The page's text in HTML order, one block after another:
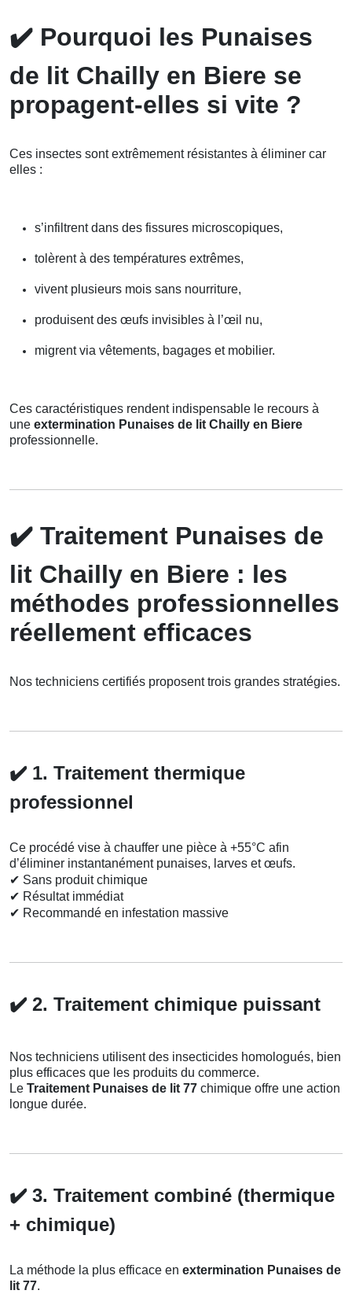
✔️ Pourquoi les Punaises
de lit Chailly en Biere se
propagent-elles si vite ?
Ces insectes sont extrêmement résistantes à éliminer car
elles :
s’infiltrent dans des fissures microscopiques,
tolèrent à des températures extrêmes,
vivent plusieurs mois sans nourriture,
produisent des œufs invisibles à l’œil nu,
migrent via vêtements, bagages et mobilier.
Ces caractéristiques rendent indispensable le recours à
une extermination Punaises de lit Chailly en Biere
professionnelle.
✔️ Traitement Punaises de
lit Chailly en Biere : les
méthodes professionnelles
réellement efficaces
Nos techniciens certifiés proposent trois grandes stratégies.
✔️ 1. Traitement thermique
professionnel
Ce procédé vise à chauffer une pièce à +55°C afin
d’éliminer instantanément punaises, larves et œufs.
✔ Sans produit chimique
✔ Résultat immédiat
✔ Recommandé en infestation massive
✔️ 2. Traitement chimique puissant
Nos techniciens utilisent des insecticides homologués, bien
plus efficaces que les produits du commerce.
Le Traitement Punaises de lit 77 chimique offre une action
longue durée.
✔️ 3. Traitement combiné (thermique
+ chimique)
La méthode la plus efficace en extermination Punaises de
lit 77.